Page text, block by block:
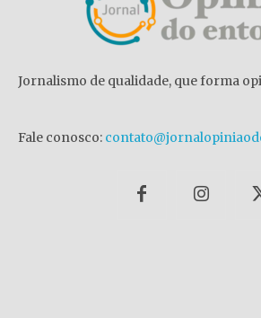
Jornalismo de qualidade, que forma
Fale conosco: